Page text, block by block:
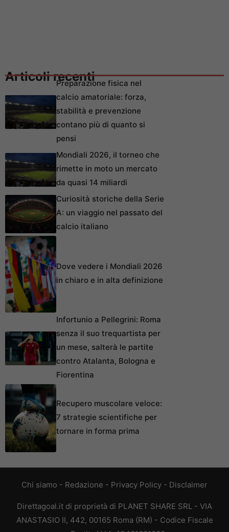
Articoli recentiPreparazione fisica nel
calcio amatoriale: forza,
stabilità e prevenzione
contano più di quanto si
pensi
Mondiali 2026, il torneo che
rimette in moto un mercato
da quasi 14 miliardi
Curiosità storiche della Serie
A: un viaggio nel passato del
calcio italiano
Dove vedere i Mondiali 2026
in chiaro e in alta definizione
Infortunio a Pellegrini: Roma
senza il suo trequartista per
un mese, salterà le partite
contro Atalanta, Bologna e
Fiorentina
Recupero muscolare veloce:
7 strategie scientifiche per
tornare in forma prima
Chi siamo - Redazione - Privacy Policy - Disclaimer
Direttagoal.it di proprietà di PLANET SHARE SRL - VIA
ANASTASIO II, 442, 00165 Roma (RM) - Codice Fiscale